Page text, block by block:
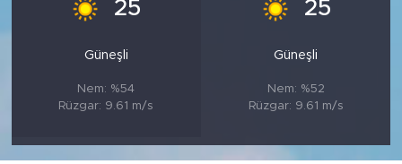
25
Güneşli
Nem: %54
Rüzgar: 9.61 m/s
25
Güneşli
Nem: %52
Rüzgar: 9.61 m/s